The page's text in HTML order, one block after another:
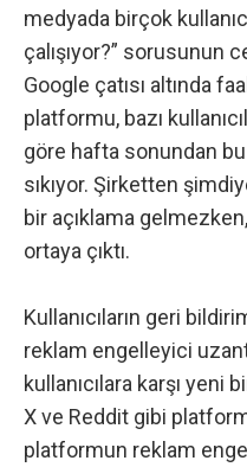
medyada birçok
çalışıyor?” sorusunun
Google çatısı altında
platformu, bazı
göre hafta sonundan
sıkıyor. Şirketten
bir açıklama
ortaya çıktı.
Kullanıcıların geri
reklam engelleyici
kullanıcılara karşı yeni
X ve Reddit gibi
platformun reklam